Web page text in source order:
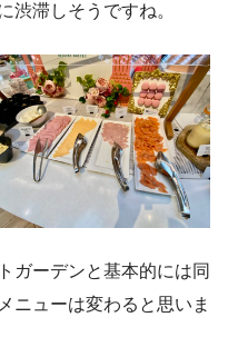
渋滞しそうですね。
ガーデンと基本的には同
ニューは変わると思いま